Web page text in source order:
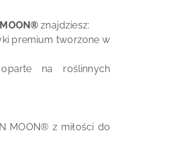
® znajdziesz:
premium tworzone w
na roślinnych
MOON® z miłości do